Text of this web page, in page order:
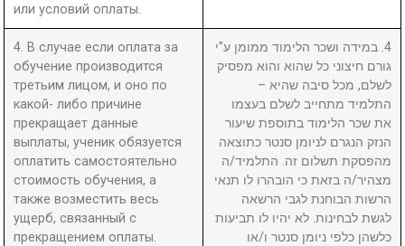
или условий оплаты.
4. В случае если оплата за
обучение производится
третьим лицом, и оно по
какой- либо причине
прекращает данные
выплаты, ученик обязуется
оплатить самостоятельно
стоимость обучения, а
также возместить весь
ущерб, связанный с
прекращением оплаты.
4. במידה ושכר הלימוד ממומן ע"י
גורם חיצוני כל שהוא והוא מפסיק
לשלם, מכל סיבה שהיא –
התלמיד מתחייב לשלם בעצמו
את שכר הלימוד בתוספת שיעור
הנזק הנגרם לניומן סנטר כתוצאה
מהפסקת תשלום זה. התלמיד/ה
מצהיר/ה בזאת כי הובהרו לו תנאי
הרשות הבוחנת לגבי הרשאה
לגשת לבחינות. לא יהיו לו תביעות
כלשהן כלפי ניומן סנטר ו/או